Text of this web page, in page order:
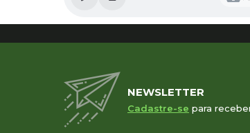
NEWSLETTER
Cadastre-se para